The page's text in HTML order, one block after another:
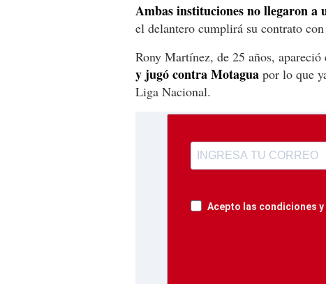
Ambas instituciones no llegaron a
el delantero cumplirá su contrato
Rony Martínez, de 25 años,
y jugó contra Motagua por lo que
Liga Nacional.
Acepto las condiciones